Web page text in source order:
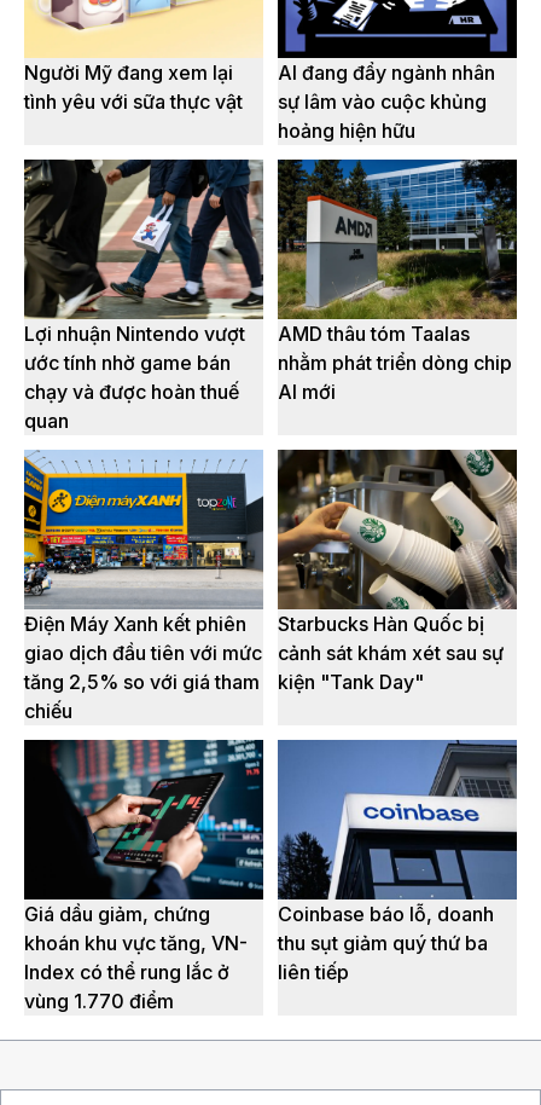
Người Mỹ đang xem lại
tình yêu với sữa thực vật
AI đang đẩy ngành nhân
sự lâm vào cuộc khủng
hoảng hiện hữu
Lợi nhuận Nintendo vượt
ước tính nhờ game bán
chạy và được hoàn thuế
quan
AMD thâu tóm Taalas
nhằm phát triển dòng chip
AI mới
Điện Máy Xanh kết phiên
giao dịch đầu tiên với mức
tăng 2,5% so với giá tham
chiếu
Starbucks Hàn Quốc bị
cảnh sát khám xét sau sự
kiện "Tank Day"
Giá dầu giảm, chứng
khoán khu vực tăng, VN-
Index có thể rung lắc ở
vùng 1.770 điểm
Coinbase báo lỗ, doanh
thu sụt giảm quý thứ ba
liên tiếp